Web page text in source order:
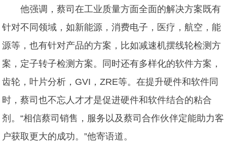
他强调，蔡司在工业质量方面全面的解决方案既有
针对不同领域，如新能源，消费电子，医疗，航空，能
源等，也有针对产品的方案，比如减速机摆线轮检测方
案，定子转子检测方案。同时还有多样化的软件方案，
齿轮，叶片分析，GVI，ZRE等。在提升硬件和软件同
时，蔡司也不忘人才才是促进硬件和软件结合的粘合
剂。“相信蔡司销售，服务以及蔡司合作伙伴定能助力客
户获取更大的成功。”他寄语道。